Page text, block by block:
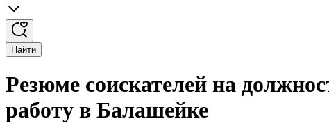
Найти
Резюме соискателей на
работу в Балашейке